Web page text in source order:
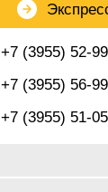
+7 (3955) 52-
+7 (3955) 56-
+7 (3955) 51-